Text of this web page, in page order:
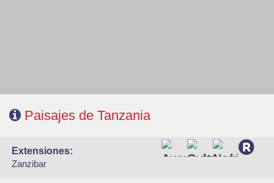
Paisajes de Tanzania
extensiones:
Zanzibar